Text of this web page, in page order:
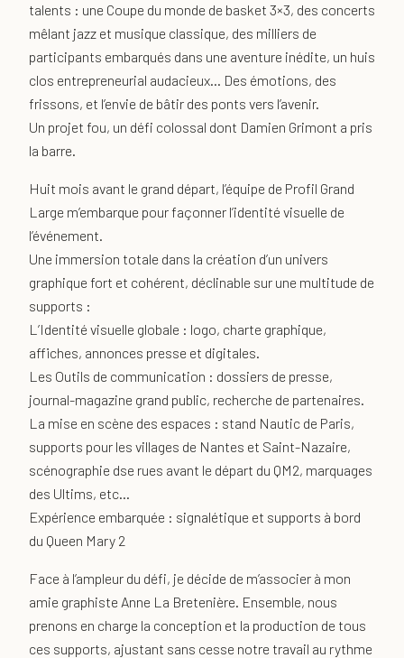
talents : une Coupe du monde de basket 3×3, des concerts
mêlant jazz et musique classique, des milliers de
participants embarqués dans une aventure inédite, un huis
clos entrepreneurial audacieux… Des émotions, des
frissons, et l’envie de bâtir des ponts vers l’avenir.
Un projet fou, un défi colossal dont Damien Grimont a pris
la barre.
Huit mois avant le grand départ, l’équipe de Profil Grand
Large m’embarque pour façonner l’identité visuelle de
l’événement.
Une immersion totale dans la création d’un univers
graphique fort et cohérent, déclinable sur une multitude de
supports :
L’Identité visuelle globale : logo, charte graphique,
affiches, annonces presse et digitales.
Les Outils de communication : dossiers de presse,
journal-magazine grand public, recherche de partenaires.
La mise en scène des espaces : stand Nautic de Paris,
supports pour les villages de Nantes et Saint-Nazaire,
scénographie dse rues avant le départ du QM2, marquages
des Ultims, etc…
Expérience embarquée : signalétique et supports à bord
du Queen Mary 2
Face à l’ampleur du défi, je décide de m’associer à mon
amie graphiste Anne La Bretenière. Ensemble, nous
prenons en charge la conception et la production de tous
ces supports, ajustant sans cesse notre travail au rythme